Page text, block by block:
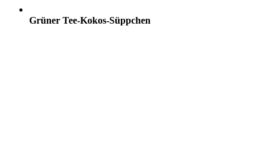
Grüner Tee-Kokos-Süppchen